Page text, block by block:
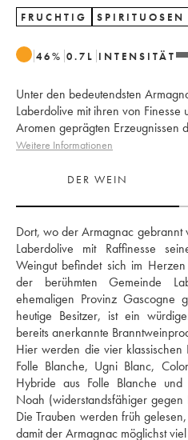
FRUCHTIG SPIRITUOSEN
46% 0.7 L INTENSITÄT
Unter den bedeutendsten
Laberdolive mit ihren von Finesse
Aromen geprägten Erzeugnissen
Weitere Informationen
DER WEIN
Dort, wo der Armagnac gebrannt
Laberdolive mit Raffinesse
Weingut befindet sich im
der berühmten Gemeinde
ehemaligen Provinz Gascogne
heutige Besitzer, ist ein
bereits anerkannte
Hier werden die vier klassischen
Folle Blanche, Ugni Blanc,
Hybride aus Folle Blanche und
Noah (widerstandsfähiger
Die Trauben werden früh
damit der Armagnac möglichst